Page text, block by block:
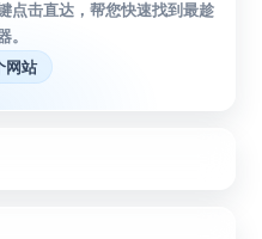
点击直达，帮您快速找到最趁
。
网站